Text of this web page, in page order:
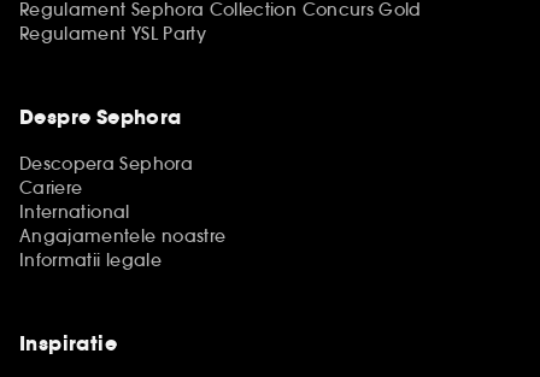
Regulament Sephora Collection Concurs Gold
Regulament YSL Party
Despre Sephora
Descopera Sephora
Cariere
International
Angajamentele noastre
Informatii legale
Inspiratie